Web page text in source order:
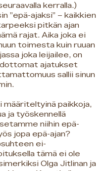
kerralla.)
”epä-ajaksi” – kaikkien
pitkän ajan
rajat. Aika joka ei
toimesta kuin ruuan
joka leijailee, on
ajatukset
sallii sinun
määriteltyinä paikkoja,
ja työskennellä
niihin epä-
jopa epä-ajan?
ei-
tämä ei ole
Olga Jitlinan ja